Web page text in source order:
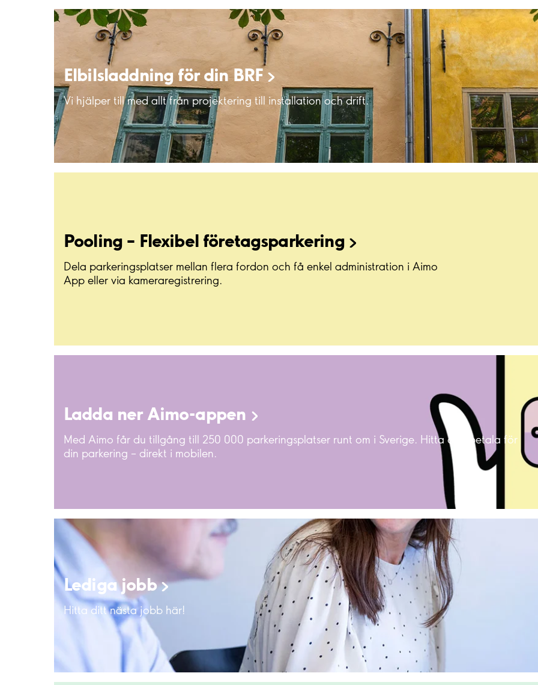
Elbilsladdning för dinBRF
Vi hjälper till med allt från projektering till installation och drift.
Pooling – Flexibel företagsparkering
Dela parkeringsplatser mellan flera fordon och få enkel administration i Aimo
App eller via kameraregistrering.
Ladda ner Aimo-appen
Med Aimo får du tillgång till 250 000 parkeringsplatser runt om i Sverige. Hitta och betala för
din parkering – direkt i mobilen.
Ledigajobb
Hitta ditt nästa jobb här!